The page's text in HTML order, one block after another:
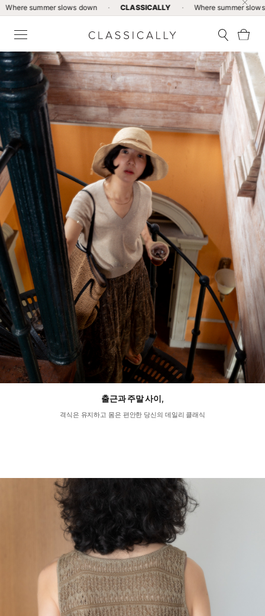
slows down · CLASSICALLY · Where summer slows down ·
출근과 주말 사이,
격식은 유지하고 몸은 편안한 당신의 데일리 클래식